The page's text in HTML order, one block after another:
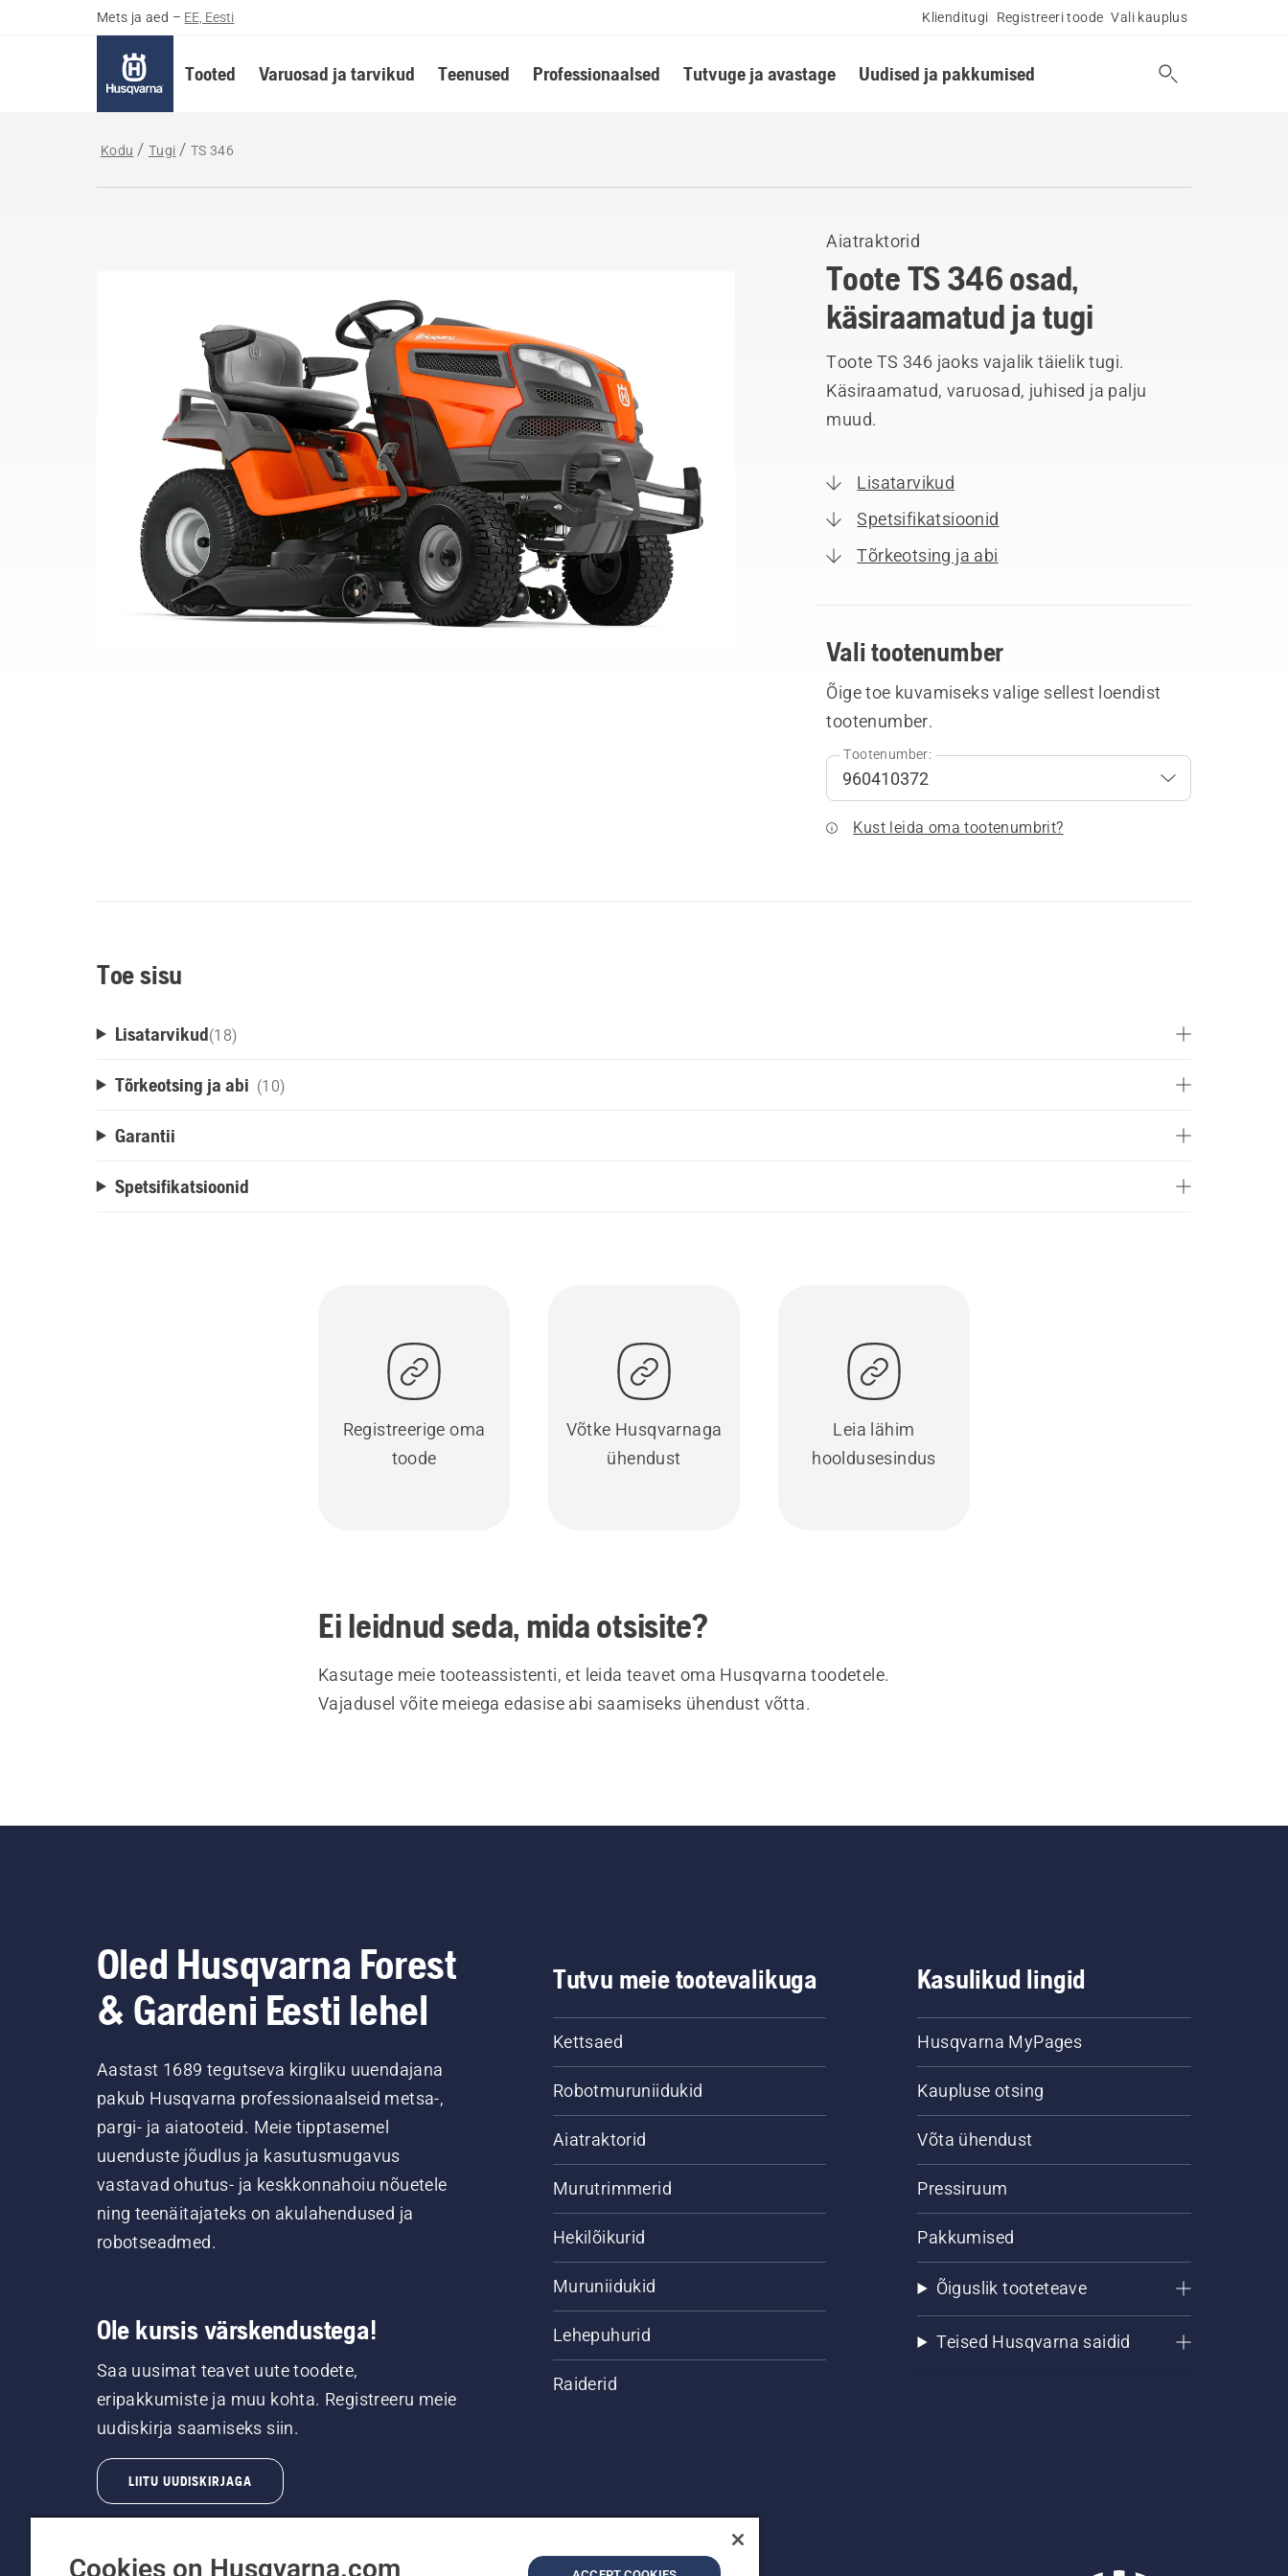
Mets ja aed – EE, Eesti Klienditugi Registreeri toode Vali kauplus
Tooted Varuosad ja tarvikud Teenused Professionaalsed Tutvuge ja avastage Uudised ja pakkumised
Kodu Tugi TS 346
Aiatraktorid
Toote TS 346 osad,
käsiraamatud ja tugi
Toote TS 346 jaoks vajalik täielik tugi.
Käsiraamatud, varuosad, juhised ja palju
muud.
Lisatarvikud
Spetsifikatsioonid
Tõrkeotsing ja abi
Vali tootenumber
Õige toe kuvamiseks valige sellest loendist
tootenumber.
Tootenumber:
Kust leida oma tootenumbrit?
Toe sisu
Lisatarvikud(18)
Tõrkeotsing ja abi (10)
Garantii
Spetsifikatsioonid
Registreerige oma
toode
Võtke Husqvarnaga
ühendust
Leia lähim
hooldusesindus
Ei leidnud seda, mida otsisite?
Kasutage meie tooteassistenti, et leida teavet oma Husqvarna toodetele.
Vajadusel võite meiega edasise abi saamiseks ühendust võtta.
Oled Husqvarna Forest
& Gardeni Eesti lehel
Aastast 1689 tegutseva kirgliku uuendajana
pakub Husqvarna professionaalseid metsa-,
pargi- ja aiatooteid. Meie tipptasemel
uuenduste jõudlus ja kasutusmugavus
vastavad ohutus- ja keskkonnahoiu nõuetele
ning teenäitajateks on akulahendused ja
robotseadmed.
Ole kursis värskendustega!
Saa uusimat teavet uute toodete,
eripakkumiste ja muu kohta. Registreeru meie
uudiskirja saamiseks siin.
LIITU UUDISKIRJAGA
Tutvu meie tootevalikuga
Kettsaed
Robotmuruniidukid
Aiatraktorid
Murutrimmerid
Hekilõikurid
Muruniidukid
Lehepuhurid
Raiderid
Kasulikud lingid
Husqvarna MyPages
Kaupluse otsing
Võta ühendust
Pressiruum
Pakkumised
Õiguslik tooteteave
Teised Husqvarna saidid
Cookies on Husqvarna.com